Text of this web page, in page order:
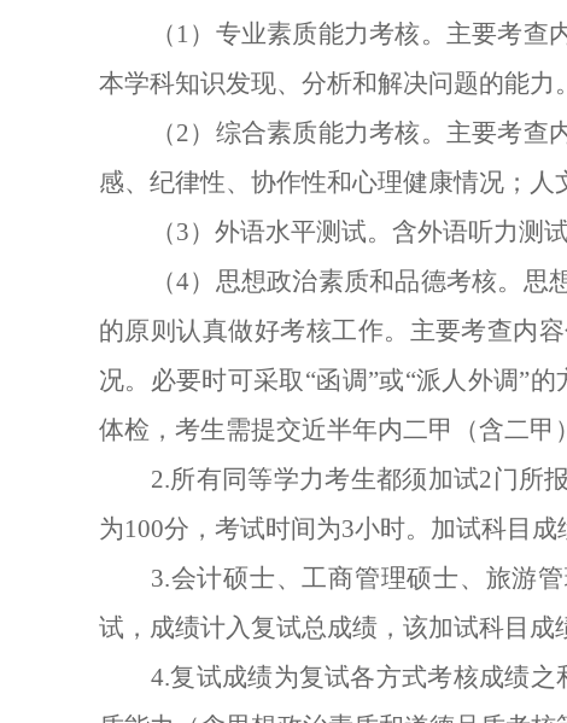
（1）专业素质能力考核。主要考
本学科知识发现、分析和解决问题的能力。
（2）综合素质能力考核。主要考
感、纪律性、协作性和心理健康情况；人
（3）外语水平测试。含外语听力测
（4）思想政治素质和品德考核。
的原则认真做好考核工作。主要考查内
况。必要时可采取“函调”或“派人外调”
体检，考生需提交近半年内二甲（含二甲
2.所有同等学力考生都须加试2门所
为100分，考试时间为3小时。加试科目
3.会计硕士、工商管理硕士、旅游
试，成绩计入复试总成绩，该加试科目成
4.复试成绩为复试各方式考核成绩